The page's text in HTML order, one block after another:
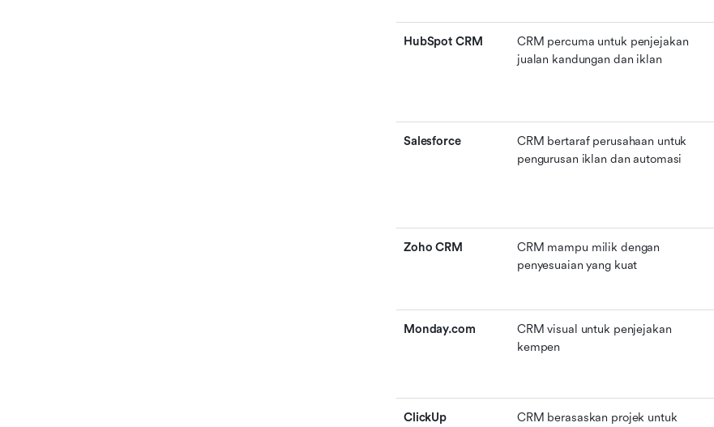
HubSpot CRM
CRM percuma untuk penjejakan
jualan kandungan dan iklan
Salesforce
CRM bertaraf perusahaan untuk
pengurusan iklan dan automasi
Zoho CRM
CRM mampu milik dengan
penyesuaian yang kuat
Monday.com
CRM visual untuk penjejakan
kempen
ClickUp
CRM berasaskan projek untuk